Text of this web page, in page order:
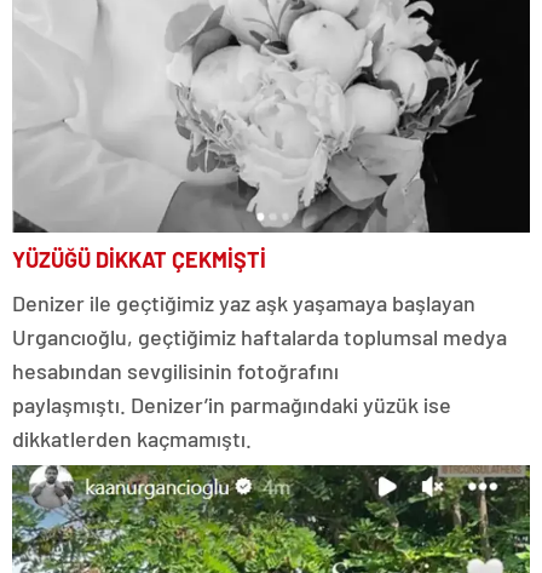
YÜZÜĞÜ DİKKAT ÇEKMİŞTİ
Denizer ile geçtiğimiz yaz aşk yaşamaya başlayan
Urgancıoğlu, geçtiğimiz haftalarda toplumsal medya
hesabından sevgilisinin fotoğrafını
paylaşmıştı. Denizer’in parmağındaki yüzük ise
dikkatlerden kaçmamıştı.